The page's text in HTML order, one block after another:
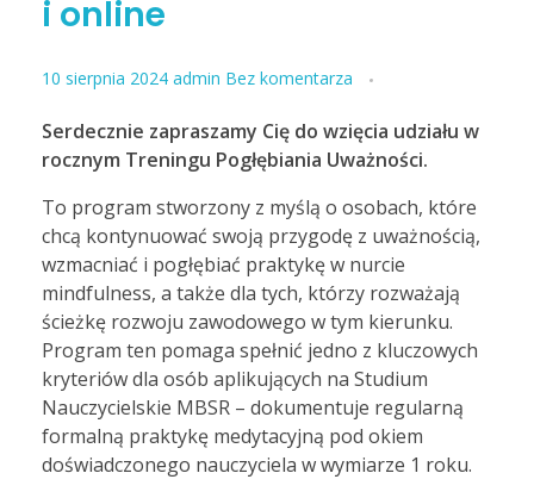
i online
10 sierpnia 2024 admin Bez komentarza
Serdecznie zapraszamy Cię do wzięcia udziału w
rocznym Treningu Pogłębiania Uważności.
To program stworzony z myślą o osobach, które
chcą kontynuować swoją przygodę z uważnością,
wzmacniać i pogłębiać praktykę w nurcie
mindfulness, a także dla tych, którzy rozważają
ścieżkę rozwoju zawodowego w tym kierunku.
Program ten pomaga spełnić jedno z kluczowych
kryteriów dla osób aplikujących na Studium
Nauczycielskie MBSR – dokumentuje regularną
formalną praktykę medytacyjną pod okiem
doświadczonego nauczyciela w wymiarze 1 roku.